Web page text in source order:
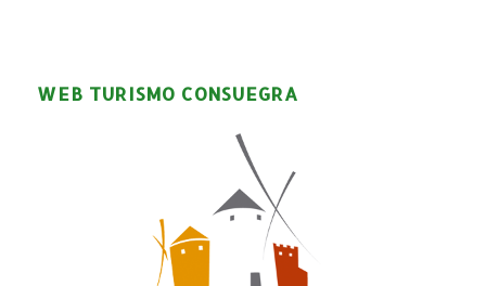
WEB TURISMO CONSUEGRA